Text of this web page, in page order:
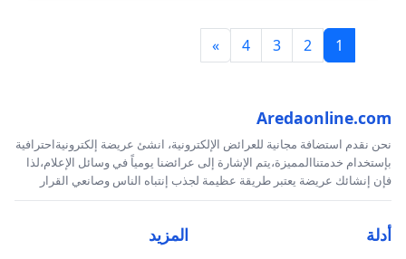
1
2
3
4
»
Aredaonline.com
نحن نقدم استضافة مجانية للعرائض الإلكترونية، انشئ عريضة إلكترونيةاحترافية
بإستخدام خدمتناالمميزة،يتم الإشارة إلى عرائضنا يومياً في وسائل الإعلام،لذا
فإن إنشائك عريضة يعتبر طريقة عظيمة لجذب إنتباه الناس وصانعي القرار
أدلة المزيد